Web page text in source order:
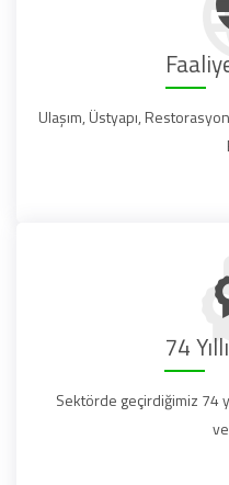
Ulaşım, Üstyapı,
74
Sektörde geçirdiğimiz 74